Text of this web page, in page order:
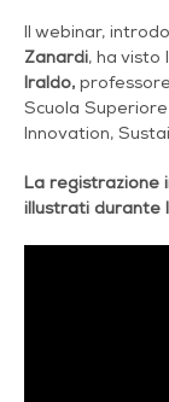
Il webinar,
Zanardi, ha visto
Iraldo,
Scuola Superiore
Innovation,
La registrazione
illustrati durante